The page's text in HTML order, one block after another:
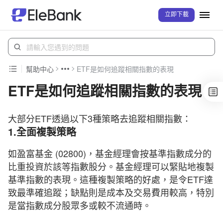
立即下載
幫助中心 ETF是如何追蹤相關指數的表現
ETF是如何追蹤相關指數的表現
大部分ETF透過以下3種策略去追蹤相關指數：
1.全面複製策略
如盈富基金 (02800)，基金經理會按基準指數成分的
比重投資於該等指數股分。基金經理可以緊貼地複製
基準指數的表現。這種複製策略的好處，是令ETF達
致最準確追蹤；缺點則是成本及交易費用較高，特別
是當指數成分股眾多或較不流通時。